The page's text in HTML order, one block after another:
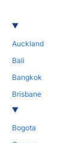
Auckland
Bali
Bangkok
Brisbane
Bogota